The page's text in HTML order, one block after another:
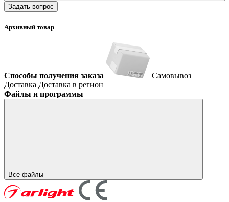
Задать вопрос
Архивный товар
Способы получения заказа
Самовывоз
Доставка Доставка в регион
Файлы и программы
Все файлы